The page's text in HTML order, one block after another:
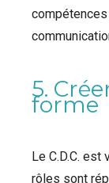
5.
forme
Le C.D.C. est
rôles sont